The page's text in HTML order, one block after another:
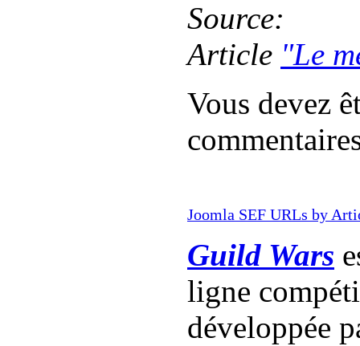
Source:
Article "Le
Vous devez
Joomla SEF URLs by
Guild Wars
ligne
développée